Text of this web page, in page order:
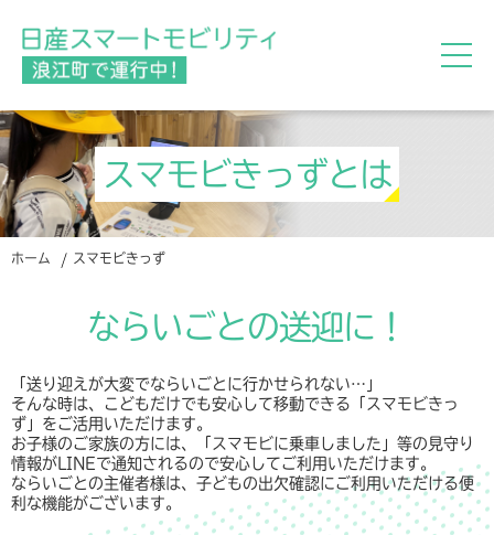
スマモビきっずとは
ホーム スマモビきっず
ならいごとの送迎に！
「送り迎えが大変でならいごとに行かせられない…」
そんな時は、こどもだけでも安心して移動できる「スマモビきっ
ず」をご活用いただけます。
お子様のご家族の方には、「スマモビに乗車しました」等の見守り
情報がLINEで通知されるので安心してご利用いただけます。
ならいごとの主催者様は、子どもの出欠確認にご利用いただける便
利な機能がございます。